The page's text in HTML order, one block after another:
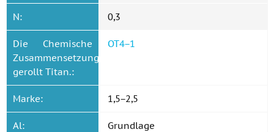
N: 0,3
Die Chemische
Zusammensetzung
gerollt Titan.:
ОТ4−1
Marke: 1,5−2,5
Al: Grundlage